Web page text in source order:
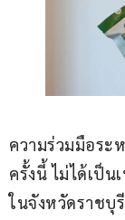
ความร่วมมือระ
ครั้งนี้ ไม่ได้เป็
ในจังหวัดราชบุ